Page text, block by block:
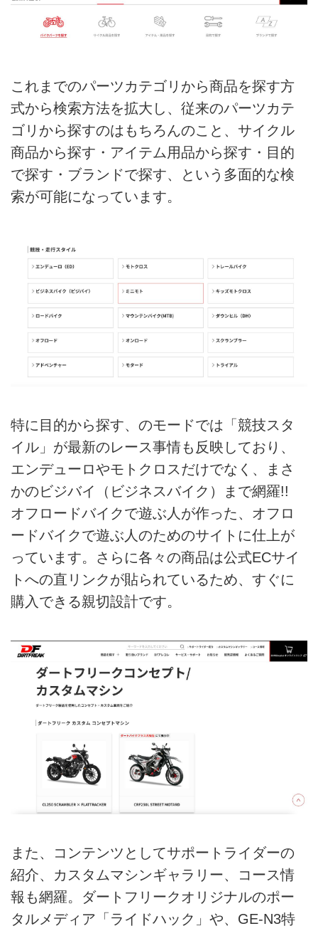
これまでのパーツカテゴリから商品を探す方
式から検索方法を拡大し、従来のパーツカテ
ゴリから探すのはもちろんのこと、サイクル
商品から探す・アイテム用品から探す・目的
で探す・ブランドで探す、という多面的な検
索が可能になっています。
特に目的から探す、のモードでは「競技スタ
イル」が最新のレース事情も反映しており、
エンデューロやモトクロスだけでなく、まさ
かのビジバイ（ビジネスバイク）まで網羅!!
オフロードバイクで遊ぶ人が作った、オフロ
ードバイクで遊ぶ人のためのサイトに仕上が
っています。さらに各々の商品は公式ECサイ
トへの直リンクが貼られているため、すぐに
購入できる親切設計です。
また、コンテンツとしてサポートライダーの
紹介、カスタムマシンギャラリー、コース情
報も網羅。ダートフリークオリジナルのポー
タルメディア「ライドハック」や、GE-N3特